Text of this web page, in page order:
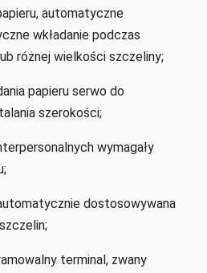
automatyczne
wkładanie podczas
różnej wielkości szczeliny;
papieru serwo do
szerokości;
wymagały
dostosowywana
terminal, zwany